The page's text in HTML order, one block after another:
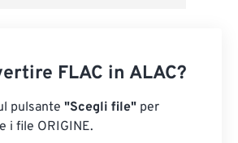
FLAC in ALAC?
pulsante "Scegli file" per
i file ORIGINE.